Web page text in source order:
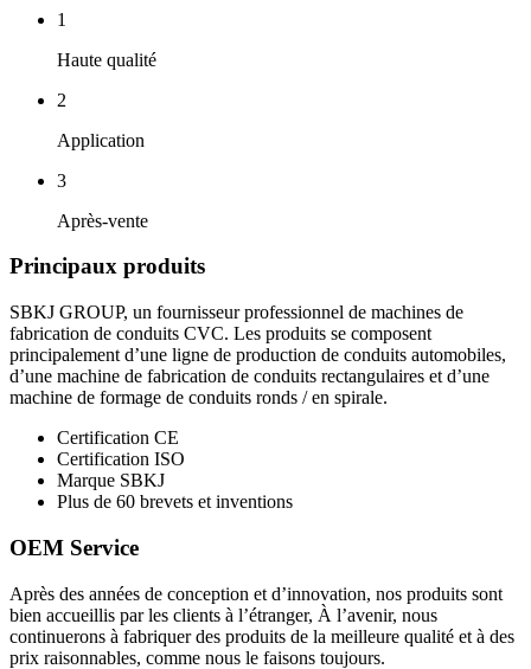
1
Haute qualité
2
Application
3
Après-vente
Principaux produits
SBKJ GROUP, un fournisseur professionnel de machines de
fabrication de conduits CVC. Les produits se composent
principalement d’une ligne de production de conduits automobiles,
d’une machine de fabrication de conduits rectangulaires et d’une
machine de formage de conduits ronds / en spirale.
Certification CE
Certification ISO
Marque SBKJ
Plus de 60 brevets et inventions
OEM Service
Après des années de conception et d’innovation, nos produits sont
bien accueillis par les clients à l’étranger, À l’avenir, nous
continuerons à fabriquer des produits de la meilleure qualité et à des
prix raisonnables, comme nous le faisons toujours.